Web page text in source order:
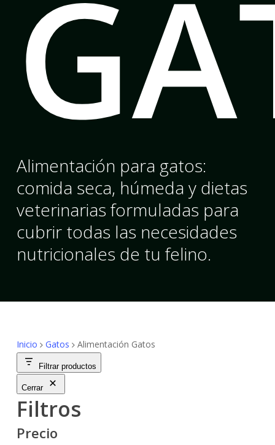
Alimentación para gatos:
comida seca, húmeda y dietas
veterinarias formuladas para
cubrir todas las necesidades
nutricionales de tu felino.
Inicio Gatos Alimentación Gatos
Filtrar productos
Cerrar
Filtros
Precio